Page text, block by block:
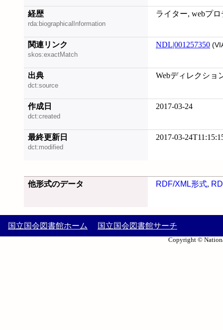
経歴
rda:biographicalInformation
ライター, webプ
関連リンク
skos:exactMatch
NDL|001257350
出典
dct:source
Webディレクショ
作成日
dct:created
2017-03-24
最終更新日
dct:modified
2017-03-
他形式のデータ RDF/XML形式,
国立国会図書館ホーム 国立国会図書館サーチ
Copyright ©